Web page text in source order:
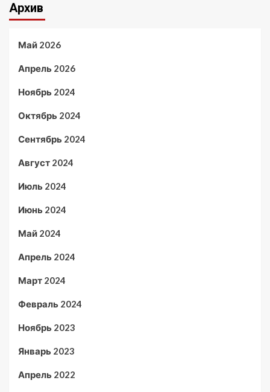
Архив
Май 2026
Апрель 2026
Ноябрь 2024
Октябрь 2024
Сентябрь 2024
Август 2024
Июль 2024
Июнь 2024
Май 2024
Апрель 2024
Март 2024
Февраль 2024
Ноябрь 2023
Январь 2023
Апрель 2022